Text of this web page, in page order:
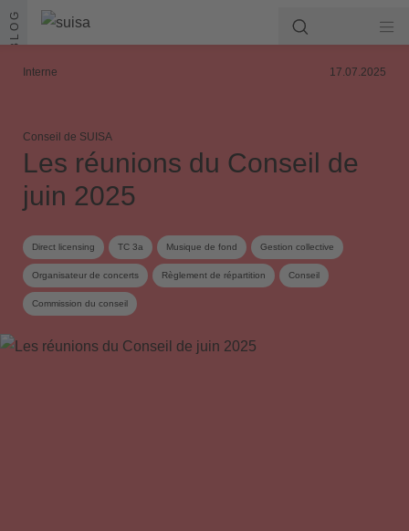
Aller au contenu
BLOG
Interne 17.07.2025
Conseil de SUISA
Les réunions du Conseil de
juin 2025
Direct licensing TC 3a Musique de fond Gestion collective
Organisateur de concerts Règlement de répartition Conseil
Commission du conseil